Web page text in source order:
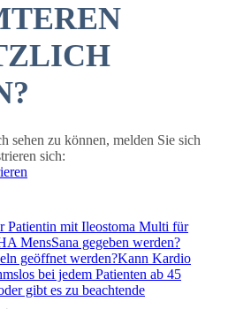
sehen zu können, melden Sie sich
sich:
Patientin mit Ileostoma Multi für
MensSana gegeben werden?
geöffnet werden?Kann Kardio
bei jedem Patienten ab 45
gibt es zu beachtende